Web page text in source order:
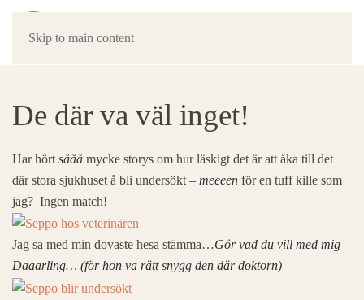
Skip to main content
De där va väl inget!
Har hört sååå mycke storys om hur läskigt det är att åka till det
där stora sjukhuset å bli undersökt – meeeen för en tuff kille som
jag? Ingen match!
Jag sa med min dovaste hesa stämma…Gör vad du vill med mig
Daaarling… (för hon va rätt snygg den där doktorn)